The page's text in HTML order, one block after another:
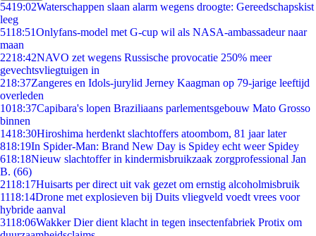
5419:02Waterschappen slaan alarm wegens droogte: Gereedschapskist
leeg
5118:51Onlyfans-model met G-cup wil als NASA-ambassadeur naar
maan
2218:42NAVO zet wegens Russische provocatie 250% meer
gevechtsvliegtuigen in
218:37Zangeres en Idols-jurylid Jerney Kaagman op 79-jarige leeftijd
overleden
1018:37Capibara's lopen Braziliaans parlementsgebouw Mato Grosso
binnen
1418:30Hiroshima herdenkt slachtoffers atoombom, 81 jaar later
818:19In Spider-Man: Brand New Day is Spidey echt weer Spidey
618:18Nieuw slachtoffer in kindermisbruikzaak zorgprofessional Jan
B. (66)
2118:17Huisarts per direct uit vak gezet om ernstig alcoholmisbruik
1118:14Drone met explosieven bij Duits vliegveld voedt vrees voor
hybride aanval
3118:06Wakker Dier dient klacht in tegen insectenfabriek Protix om